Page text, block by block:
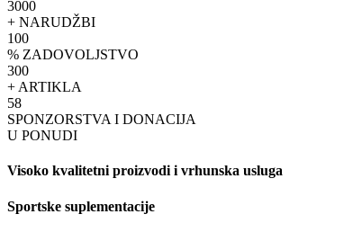
3000
+ NARUDŽBI
100
% ZADOVOLJSTVO
300
+ ARTIKLA
58
SPONZORSTVA I DONACIJA
U PONUDI
Visoko kvalitetni proizvodi i vrhunska usluga
Sportske suplementacije